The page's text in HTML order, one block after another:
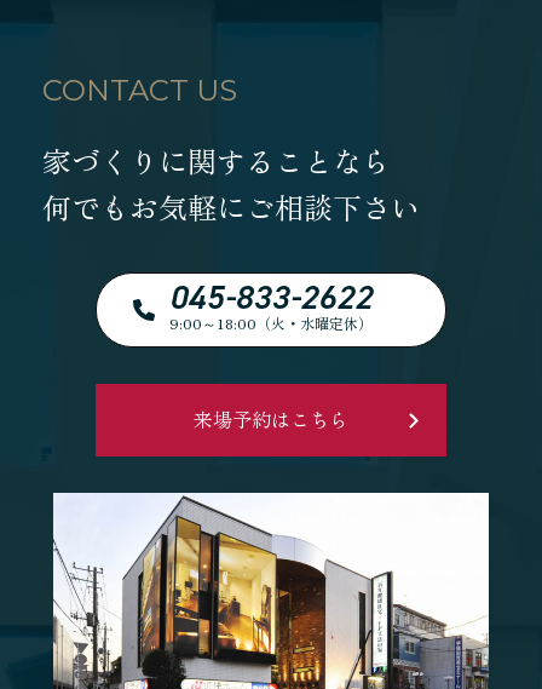
CONTACT US
家づくりに関することなら
何でもお気軽にご相談下さい
045-833-2622
9:00～18:00（火・水曜定休）
来場予約はこちら